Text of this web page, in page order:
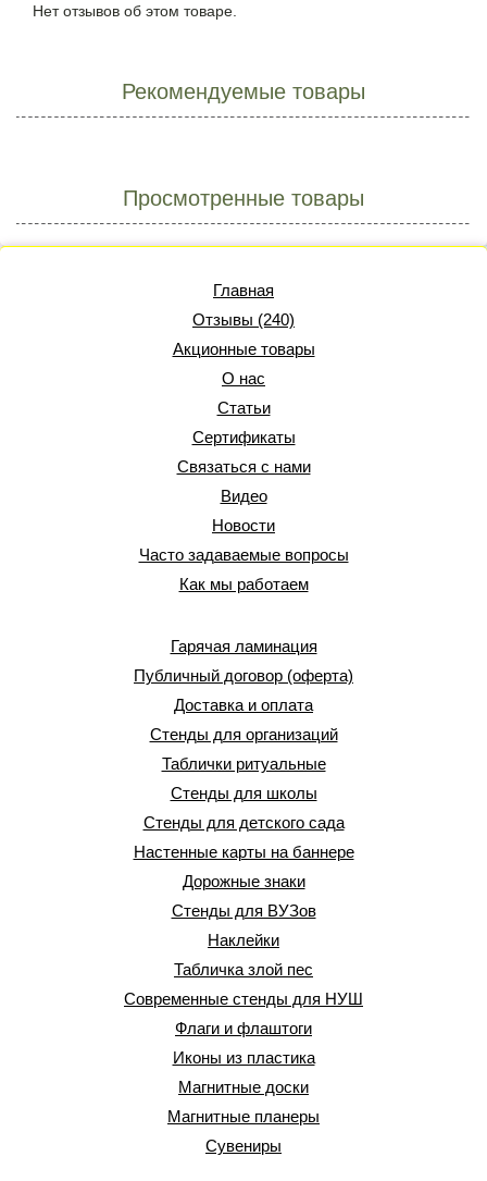
Нет отзывов об этом товаре.
Рекомендуемые товары
Просмотренные товары
Главная
Отзывы (240)
Акционные товары
О нас
Статьи
Сертификаты
Связаться с нами
Видео
Новости
Часто задаваемые вопросы
Как мы работаем
Гарячая ламинация
Публичный договор (оферта)
Доставка и оплата
Стенды для организаций
Таблички ритуальные
Стенды для школы
Стенды для детского сада
Настенные карты на баннере
Дорожные знаки
Стенды для ВУЗов
Наклейки
Табличка злой пес
Современные стенды для НУШ
Флаги и флаштоги
Иконы из пластика
Магнитные доски
Магнитные планеры
Сувениры